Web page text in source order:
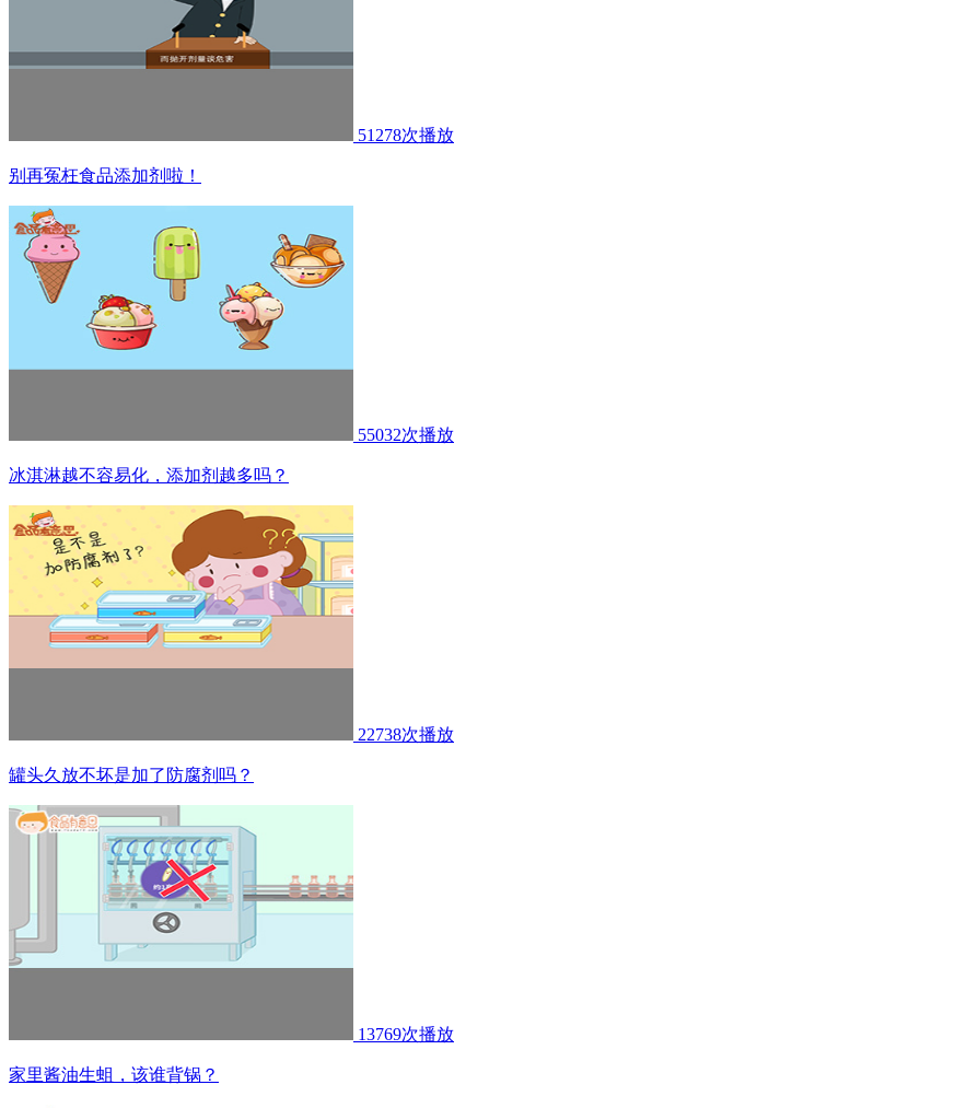
51278次播放
别再冤枉食品添加剂啦！
55032次播放
冰淇淋越不容易化，添加剂越多吗？
22738次播放
罐头久放不坏是加了防腐剂吗？
13769次播放
家里酱油生蛆，该谁背锅？